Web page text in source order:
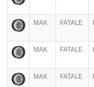
MAK FATALE
MAK FATALE
MAK FATALE